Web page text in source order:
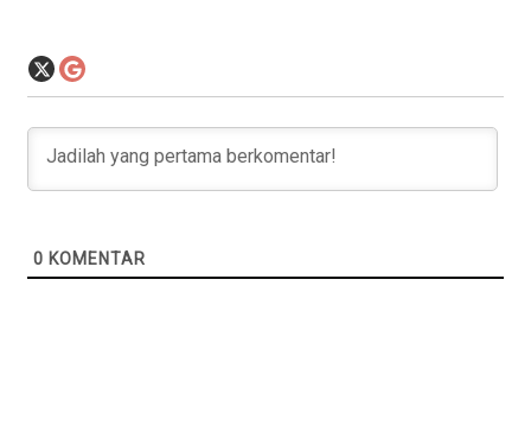
0 KOMENTAR